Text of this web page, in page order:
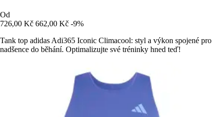
Od
726,00 Kč 662,00 Kč -9%
Tank top adidas Adi365 Iconic Climacool: styl a výkon spojené pro
nadšence do běhání. Optimalizujte své tréninky hned teď!